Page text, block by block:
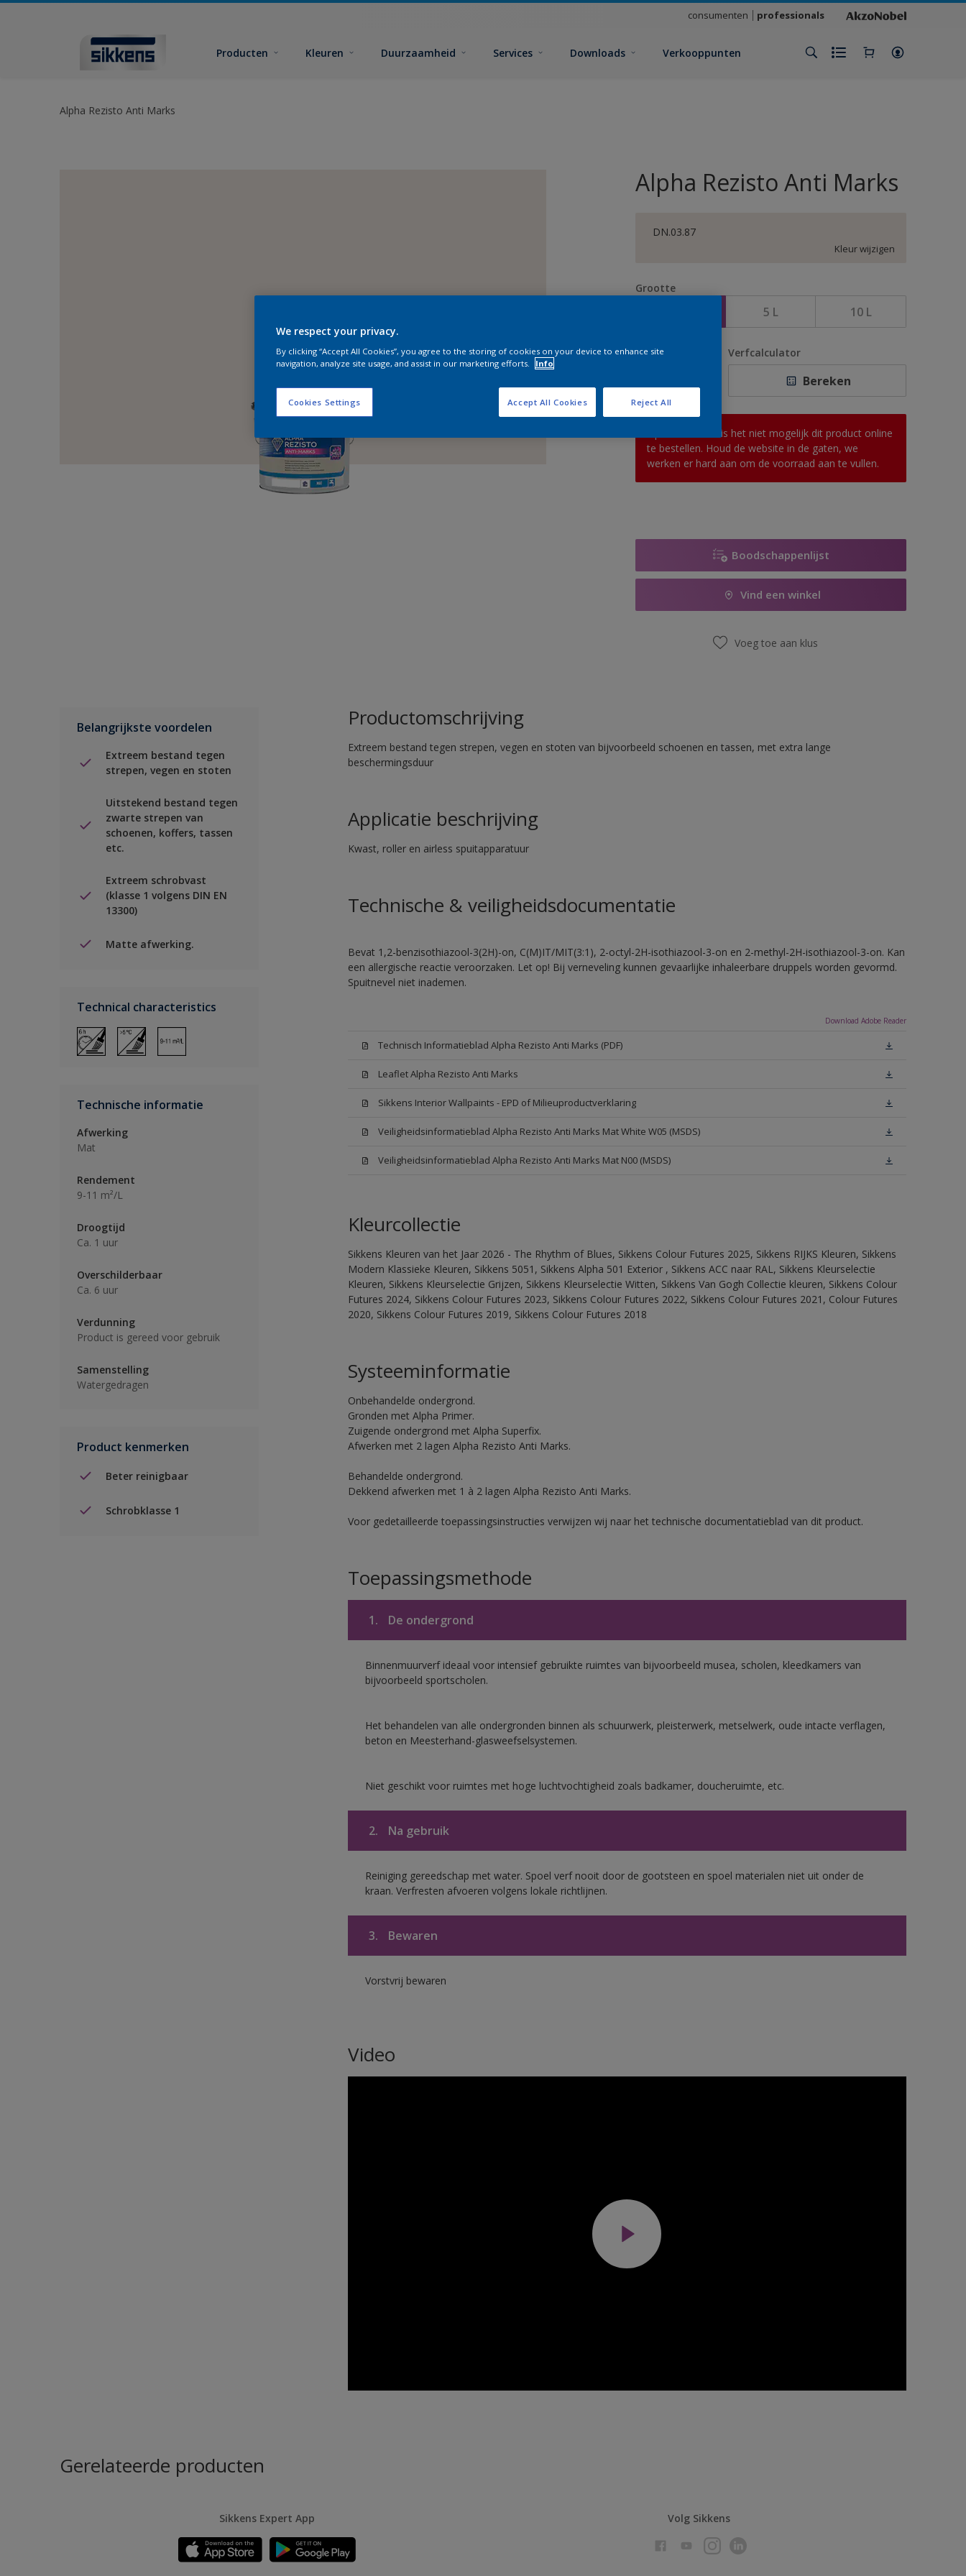
consumenten professionals
Producten Kleuren Duurzaamheid Services Downloads Verkooppunten
Alpha Rezisto Anti Marks
Alpha Rezisto Anti Marks
DN.03.87
Kleur wijzigen
Grootte
5 L 10 L
Aantal Verfcalculator
Bereken
Op dit moment is het niet mogelijk dit product online
te bestellen. Houd de website in de gaten, we
werken er hard aan om de voorraad aan te vullen.
Boodschappenlijst
Vind een winkel
Voeg toe aan klus
Belangrijkste voordelen
Extreem bestand tegen
strepen, vegen en stoten
Uitstekend bestand tegen
zwarte strepen van
schoenen, koffers, tassen
etc.
Extreem schrobvast
(klasse 1 volgens DIN EN
13300)
Matte afwerking.
Technical characteristics
Technische informatie
Afwerking
Mat
Rendement
9-11 m²/L
Droogtijd
Ca. 1 uur
Overschilderbaar
Ca. 6 uur
Verdunning
Product is gereed voor gebruik
Samenstelling
Watergedragen
Product kenmerken
Beter reinigbaar
Schrobklasse 1
Productomschrijving
Extreem bestand tegen strepen, vegen en stoten van bijvoorbeeld schoenen en tassen, met extra lange
beschermingsduur
Applicatie beschrijving
Kwast, roller en airless spuitapparatuur
Technische & veiligheidsdocumentatie
Bevat 1,2-benzisothiazool-3(2H)-on, C(M)IT/MIT(3:1), 2-octyl-2H-isothiazool-3-on en 2-methyl-2H-isothiazool-3-on. Kan
een allergische reactie veroorzaken. Let op! Bij verneveling kunnen gevaarlijke inhaleerbare druppels worden gevormd.
Spuitnevel niet inademen.
Download Adobe Reader
Technisch Informatieblad Alpha Rezisto Anti Marks (PDF)
Leaflet Alpha Rezisto Anti Marks
Sikkens Interior Wallpaints - EPD of Milieuproductverklaring
Veiligheidsinformatieblad Alpha Rezisto Anti Marks Mat White W05 (MSDS)
Veiligheidsinformatieblad Alpha Rezisto Anti Marks Mat N00 (MSDS)
Kleurcollectie
Sikkens Kleuren van het Jaar 2026 - The Rhythm of Blues, Sikkens Colour Futures 2025, Sikkens RIJKS Kleuren, Sikkens
Modern Klassieke Kleuren, Sikkens 5051, Sikkens Alpha 501 Exterior , Sikkens ACC naar RAL, Sikkens Kleurselectie
Kleuren, Sikkens Kleurselectie Grijzen, Sikkens Kleurselectie Witten, Sikkens Van Gogh Collectie kleuren, Sikkens Colour
Futures 2024, Sikkens Colour Futures 2023, Sikkens Colour Futures 2022, Sikkens Colour Futures 2021, Colour Futures
2020, Sikkens Colour Futures 2019, Sikkens Colour Futures 2018
Systeeminformatie
Onbehandelde ondergrond.
Gronden met Alpha Primer.
Zuigende ondergrond met Alpha Superfix.
Afwerken met 2 lagen Alpha Rezisto Anti Marks.
Behandelde ondergrond.
Dekkend afwerken met 1 à 2 lagen Alpha Rezisto Anti Marks.
Voor gedetailleerde toepassingsinstructies verwijzen wij naar het technische documentatieblad van dit product.
Toepassingsmethode
1. De ondergrond
Binnenmuurverf ideaal voor intensief gebruikte ruimtes van bijvoorbeeld musea, scholen, kleedkamers van
bijvoorbeeld sportscholen.
Het behandelen van alle ondergronden binnen als schuurwerk, pleisterwerk, metselwerk, oude intacte verflagen,
beton en Meesterhand-glasweefselsystemen.
Niet geschikt voor ruimtes met hoge luchtvochtigheid zoals badkamer, doucheruimte, etc.
2. Na gebruik
Reiniging gereedschap met water. Spoel verf nooit door de gootsteen en spoel materialen niet uit onder de
kraan. Verfresten afvoeren volgens lokale richtlijnen.
3. Bewaren
Vorstvrij bewaren
Video
Gerelateerde producten
Sikkens Expert App Volg Sikkens
We respect your privacy.
By clicking “Accept All Cookies”, you agree to the storing of cookies on your device to enhance site
navigation, analyze site usage, and assist in our marketing efforts.
Info
Cookies Settings Reject All
Accept All Cookies